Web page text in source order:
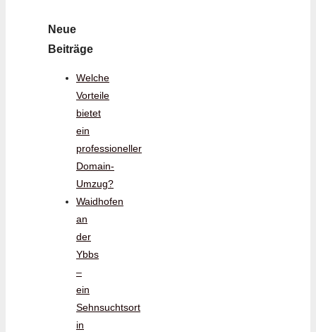
Neue
Beiträge
Welche
Vorteile
bietet
ein
professioneller
Domain-
Umzug?
Waidhofen
an
der
Ybbs
–
ein
Sehnsuchtsort
in